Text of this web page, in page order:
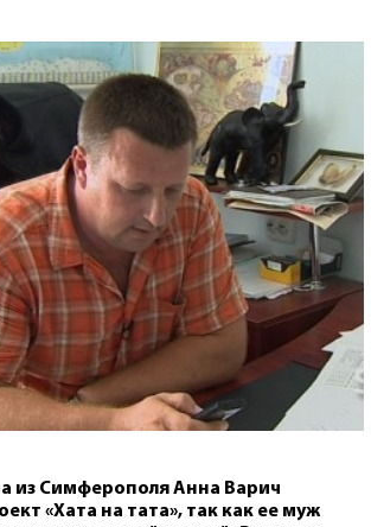
из Симферополя Анна Варич
«Хата на тата», так как ее муж